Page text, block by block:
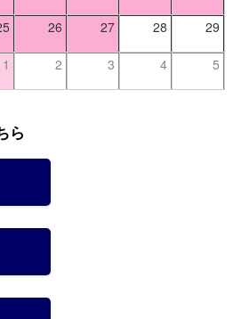
26 27 28 29
1 2 3 4 5
ら